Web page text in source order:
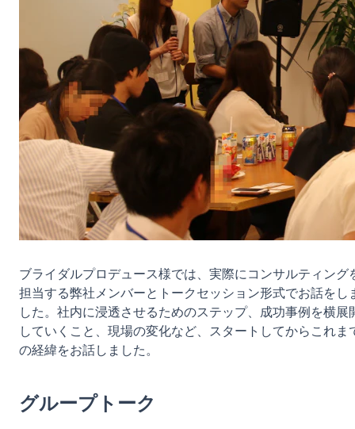
ブライダルプロデュース様では、実際にコンサルティング
担当する弊社メンバーとトークセッション形式でお話をし
した。社内に浸透させるためのステップ、成功事例を横展
していくこと、現場の変化など、スタートしてからこれま
の経緯をお話しました。
グループトーク